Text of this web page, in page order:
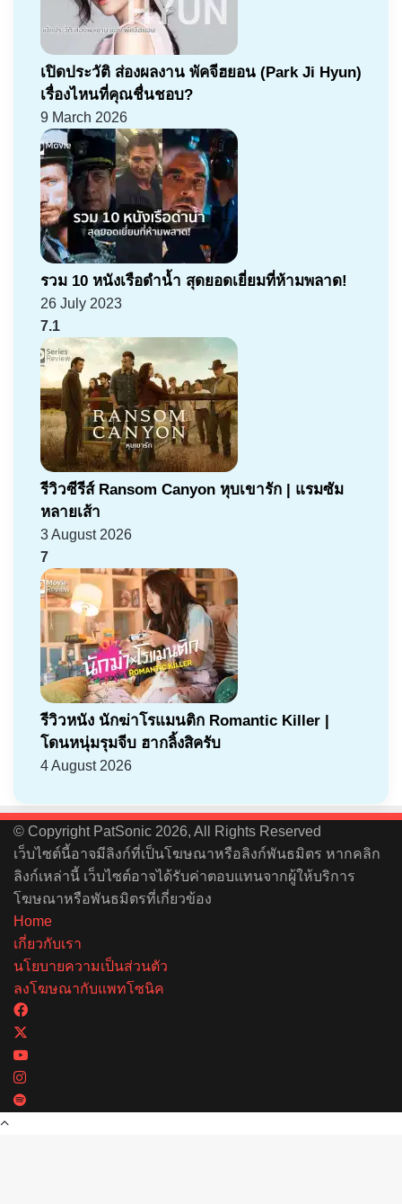
เปิดประวัติ ส่องผลงาน พัคจีฮยอน (Park Ji Hyun)
เรื่องไหนที่คุณชื่นชอบ?
9 March 2026
รวม 10 หนังเรือดำน้ำ สุดยอดเยี่ยมที่ห้ามพลาด!
26 July 2023
7.1
รีวิวซีรีส์ Ransom Canyon หุบเขารัก | แรมซัม
หลายเส้า
3 August 2026
7
รีวิวหนัง นักฆ่าโรแมนติก Romantic Killer |
โดนหนุ่มรุมจีบ ฮากลิ้งสิครับ
4 August 2026
© Copyright PatSonic 2026, All Rights Reserved
เว็บไซต์นี้อาจมีลิงก์ที่เป็นโฆษณาหรือลิงก์พันธมิตร หากคลิก
ลิงก์เหล่านี้ เว็บไซต์อาจได้รับค่าตอบแทนจากผู้ให้บริการ
โฆษณาหรือพันธมิตรที่เกี่ยวข้อง
Home
เกี่ยวกับเรา
นโยบายความเป็นส่วนตัว
ลงโฆษณากับแพทโซนิค